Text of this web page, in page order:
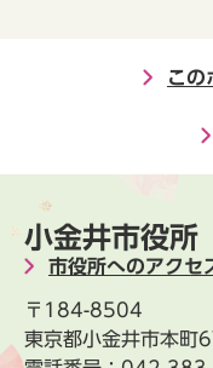
この
小金井市役所
市役所へのアクセ
〒184-8504
東京都小金井市本町